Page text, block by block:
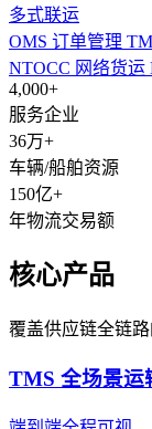
多式联运
OMS 订单管理
NTOCC 网络货运
4,000+
服务企业
36万+
车辆/船舶资源
150亿+
年物流交易额
核心产品
覆盖供应链全链
TMS 全场景运